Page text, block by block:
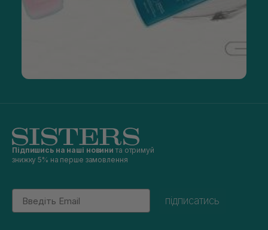
Підпишись на наші новини та отримуй
знижку 5% на перше замовлення
Email
підписатись